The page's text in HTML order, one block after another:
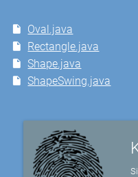
Oval.java
Rectangle.java
Shape.java
ShapeSwing.java